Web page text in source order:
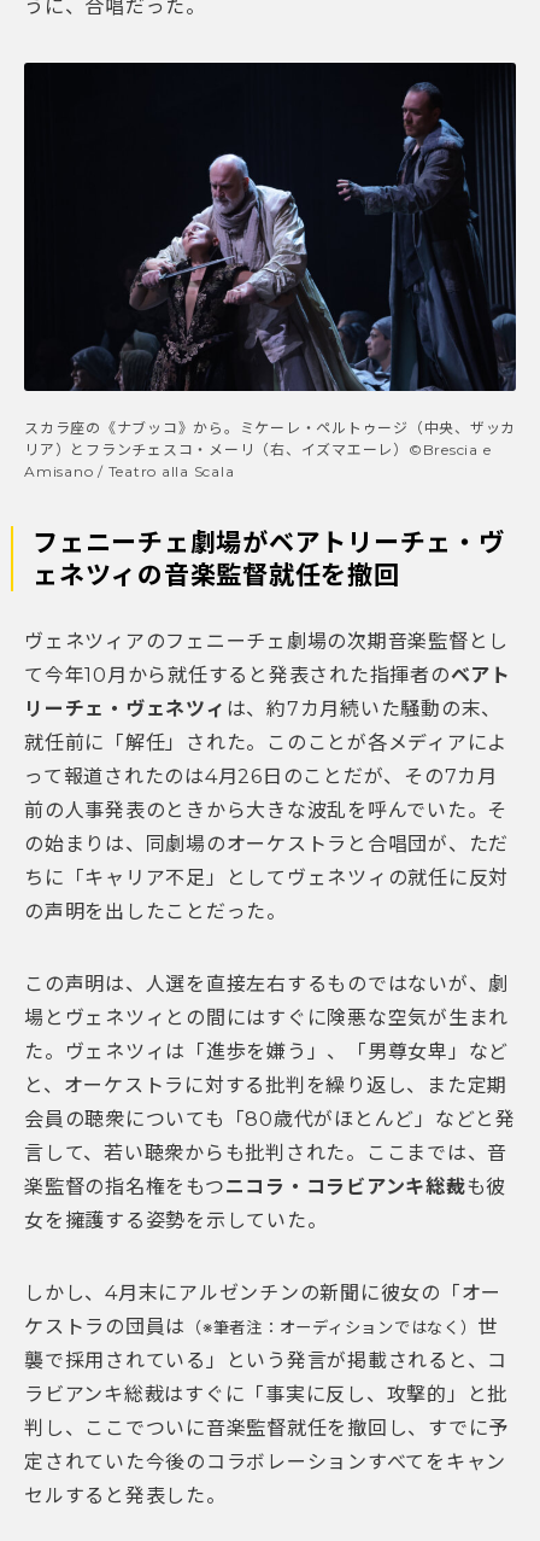
うに、合唱だった。
スカラ座の《ナブッコ》から。ミケーレ・ペルトゥージ（中央、ザッカ
リア）とフランチェスコ・メーリ（右、イズマエーレ）©Brescia e
Amisano / Teatro alla Scala
フェニーチェ劇場がベアトリーチェ・ヴ
ェネツィの音楽監督就任を撤回
ヴェネツィアのフェニーチェ劇場の次期音楽監督とし
て今年10月から就任すると発表された指揮者のベアト
リーチェ・ヴェネツィ は、約7カ月続いた騒動の末、
就任前に「解任」された。このことが各メディアによ
って報道されたのは4月26日のことだが、その7カ月
前の人事発表のときから大きな波乱を呼んでいた。そ
の始まりは、同劇場のオーケストラと合唱団が、ただ
ちに「キャリア不足」としてヴェネツィの就任に反対
の声明を出したことだった。
この声明は、人選を直接左右するものではないが、劇
場とヴェネツィとの間にはすぐに険悪な空気が生まれ
た。ヴェネツィは「進歩を嫌う」、「男尊女卑」など
と、オーケストラに対する批判を繰り返し、また定期
会員の聴衆についても「80歳代がほとんど」などと発
言して、若い聴衆からも批判された。ここまでは、音
楽監督の指名権をもつニコラ・コラビアンキ総裁も彼
女を擁護する姿勢を示していた。
しかし、4月末にアルゼンチンの新聞に彼女の「オー
ケストラの団員は
（※筆者注：オーディションではなく） 世
襲で採用されている」という発言が掲載されると、コ
ラビアンキ総裁はすぐに「事実に反し、攻撃的」と批
判し、ここでついに音楽監督就任を撤回し、すでに予
定されていた今後のコラボレーションすべてをキャン
セルすると発表した。